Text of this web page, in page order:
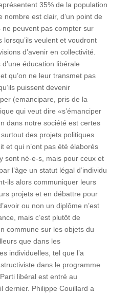
35% de la population
nombre est clair, d’un point de
peuvent pas compter sur
lorsqu’ils veulent et voudront
d’avenir en collectivité.
éducation libérale
qu’on ne leur transmet pas
puissent devenir
(emancipare, pris de la
qui veut dire «s’émanciper
dans notre société est certes
des projets politiques
et qui n’ont pas été élaborés
sont né-e-s, mais pour ceux et
l’âge un statut légal d’individu
ils alors communiquer leurs
projets et en débattre pour
ou non un diplôme n’est
mais c’est plutôt de
commune sur les objets du
que dans les
individuelles, tel que l’a
dans le programme
libéral est entré au
dernier. Philippe Couillard a